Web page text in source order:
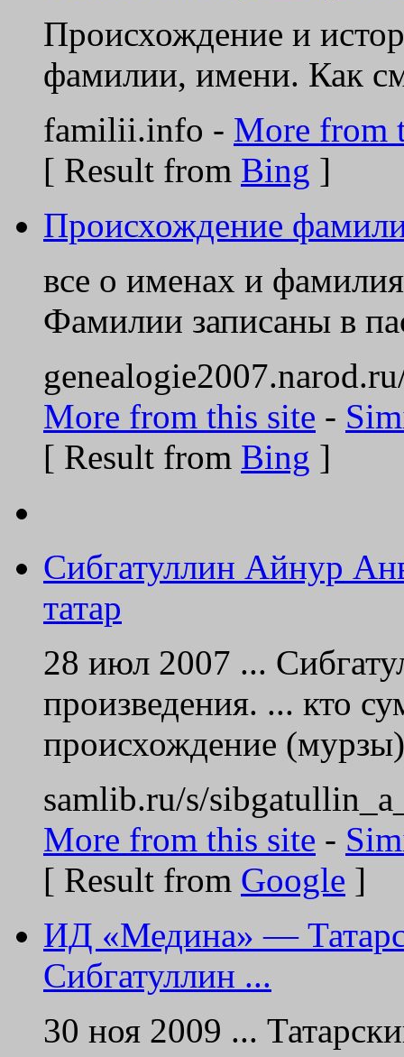
Происхождение и
фамилии, имени. Как
familii.info - More from
[ Result from Bing ]
Происхождение
все о именах и
Фамилии записаны в
More from this site -
[ Result from Bing ]
Сибгатуллин Айнур
татар
28 июл 2007 ...
произведения. ... кто
происхождение
samlib.ru/s/
More from this site -
[ Result from Google ]
ИД «Медина» —
Сибгатуллин ...
30 ноя 2009 ...